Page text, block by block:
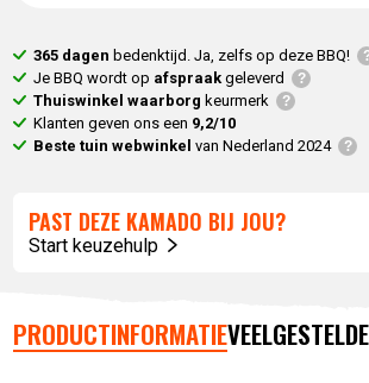
365 dagen bedenktijd. Ja, zelfs op deze BBQ!
Je BBQ wordt op afspraak geleverd
Thuiswinkel waarborg keurmerk
Klanten geven ons een 9,2/10
Beste tuin webwinkel van Nederland 2024
PAST DEZE KAMADO BIJ JOU?
Start keuzehulp
PRODUCTINFORMATIE